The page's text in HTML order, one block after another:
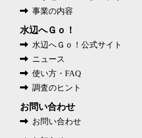
事業の内容
水辺へＧｏ！
水辺へＧｏ！公式サイト
ニュース
使い方・FAQ
調査のヒント
お問い合わせ
お問い合わせ